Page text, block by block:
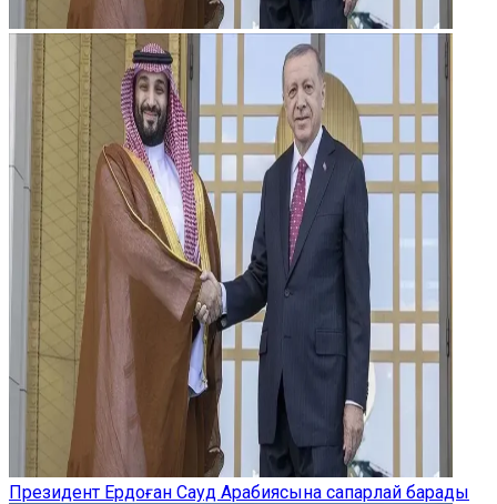
Президент Ердоған Сауд Арабиясына сапарлай барады